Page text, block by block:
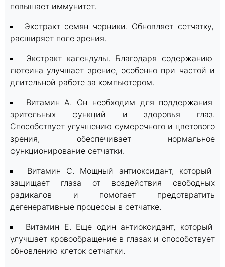
повышает иммунитет.
Экстракт семян черники. Обновляет сетчатку,
расширяет поле зрения.
Экстракт календулы. Благодаря содержанию
лютеина улучшает зрение, особенно при частой и
длительной работе за компьютером.
Витамин A. Он необходим для поддержания
зрительных функций и здоровья глаз.
Способствует улучшению сумеречного и цветового
зрения, обеспечивает нормальное
функционирование сетчатки.
Витамин С. Мощный антиоксидант, который
защищает глаза от воздействия свободных
радикалов и помогает предотвратить
дегенеративные процессы в сетчатке.
Витамин Е. Еще один антиоксидант, который
улучшает кровообращение в глазах и способствует
обновлению клеток сетчатки.